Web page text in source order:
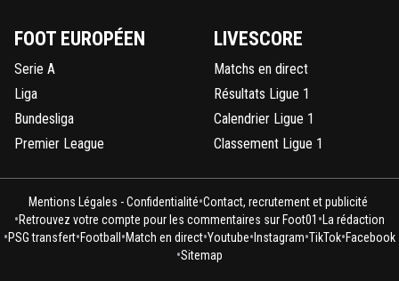
FOOT EUROPÉEN
Serie A
Liga
Bundesliga
Premier League
LIVESCORE
Matchs en direct
Résultats Ligue 1
Calendrier Ligue 1
Classement Ligue 1
Mentions Légales - Confidentialité•Contact, recrutement et publicité
•Retrouvez votre compte pour les commentaires sur Foot01 • La rédaction
•PSG transfert•Football •Match en direct•Youtube• Instagram•TikTok•Facebook
•Sitemap